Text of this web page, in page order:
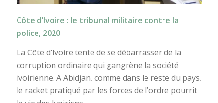
Côte d’Ivoire : le tribunal militaire contre la
police, 2020
La Côte d’Ivoire tente de se débarrasser de la
corruption ordinaire qui gangrène la société
ivoirienne. A Abidjan, comme dans le reste du pays,
le racket pratiqué par les forces de l’ordre pourrit